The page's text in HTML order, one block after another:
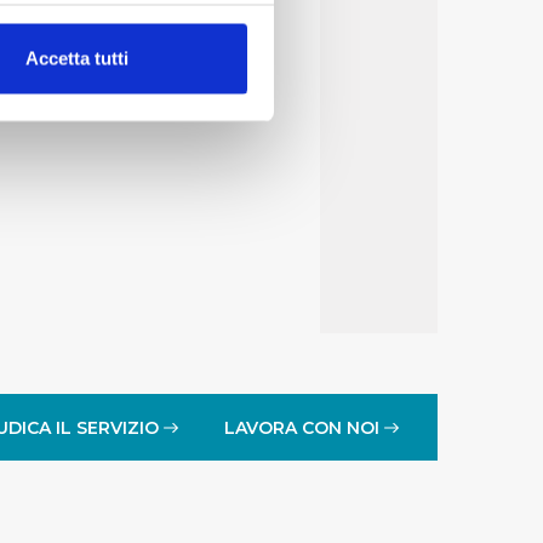
(impronte
Accetta tutti
IL SERVIZIO LAVORA CON NOI